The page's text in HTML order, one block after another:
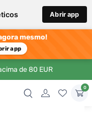
Abrir app
mesmo!
app
de 80 EUR
0